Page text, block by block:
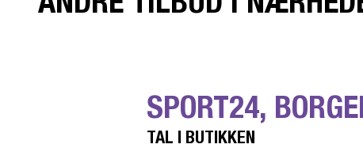
SPORT24,
TAL I BUTIKKEN